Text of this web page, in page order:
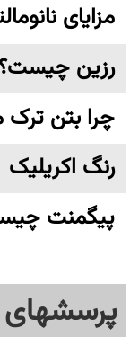
مزایای
رزین چیست؟
چرا بتن ترک
رنگ اکریلیک
پیگمنت
پرسشهای